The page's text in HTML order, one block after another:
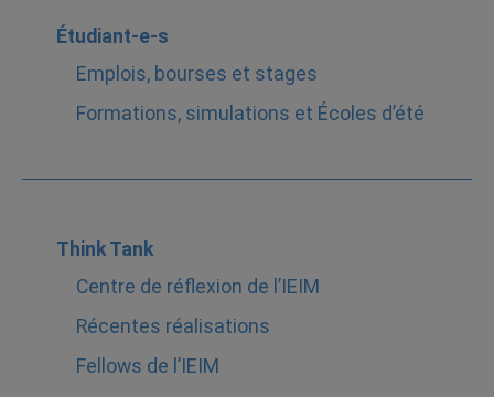
Étudiant-e-s
Emplois, bourses et stages
Formations, simulations et Écoles d’été
Think Tank
Centre de réflexion de l’IEIM
Récentes réalisations
Fellows de l’IEIM